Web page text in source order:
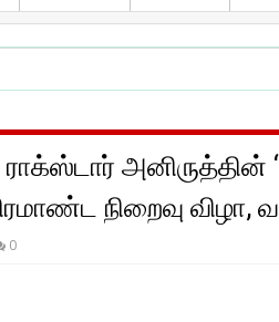
ராக்ஸ்டார் அனிருத்தின்
நிறைவு விழா,
0